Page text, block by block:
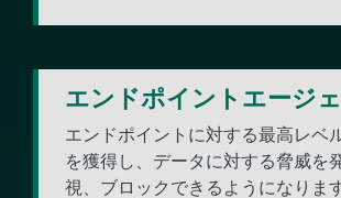
エンドポイントエージ
エンドポイントに対する最高レベ
を獲得し、データに対する脅威を
視、ブロックできるようになりま